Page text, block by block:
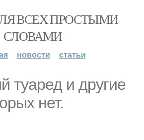
ВСЕХ ПРОСТЫМИ
СЛОВАМИ
новости статьи
туаред и другие
нет.